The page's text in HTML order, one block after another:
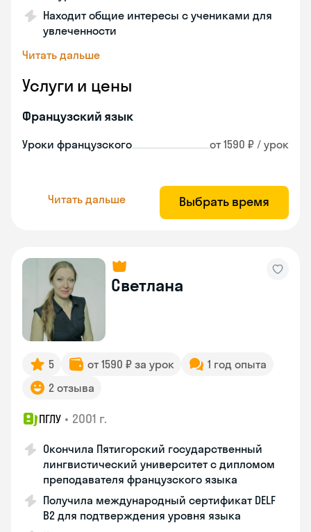
Находит общие интересы с учениками для
увлеченности
Читать дальше
Услуги и цены
Французский язык
Уроки французского от 1590 ₽ / урок
Читать дальше Выбрать время
Светлана
5 от 1590 ₽ за урок
1 год опыта
2 отзыва
ПГЛУ • 2001 г.
Окончила Пятигорский государственный
лингвистический университет с дипломом
преподавателя французского языка
Получила международный сертификат DELF
B2 для подтверждения уровня языка